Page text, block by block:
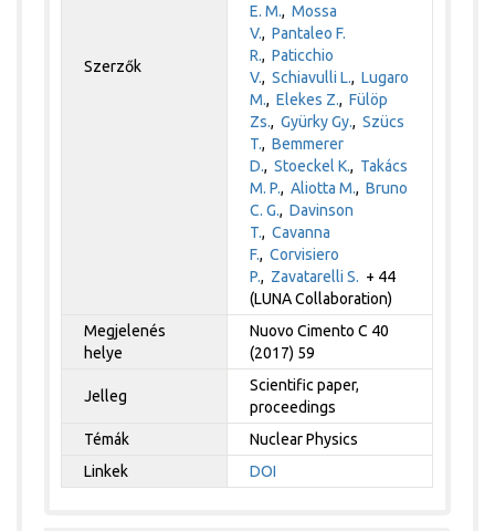
Szerzők
E. M.,Mossa
V.,Pantaleo F.
R.,Paticchio
V.,Schiavulli L.,Lugaro
M.,Elekes Z.,Fülöp
Zs.,Gyürky Gy.,Szücs
T.,Bemmerer
D.,Stoeckel K., Takács
M. P.,Aliotta M.,Bruno
C. G.,Davinson
T.,Cavanna
F.,Corvisiero
P., Zavatarelli S. + 44
(LUNA Collaboration)
Megjelenés
helye
Nuovo Cimento C 40
(2017) 59
Jelleg
Scientific paper,
proceedings
Témák
Nuclear Physics
Linkek
DOI